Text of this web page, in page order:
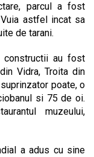
parcul a fost
astfel incat sa
de tarani.
au fost
Vidra, Troita din
poate, o
si 75 de oi.
muzeului,
a adus cu sine